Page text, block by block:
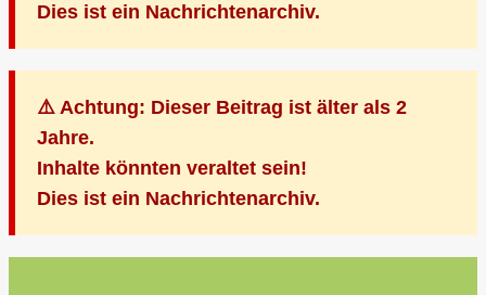
Dies ist ein Nachrichtenarchiv.
⚠️ Achtung: Dieser Beitrag ist älter als 2
Jahre.
Inhalte könnten veraltet sein!
Dies ist ein Nachrichtenarchiv.